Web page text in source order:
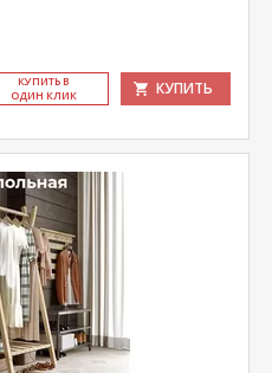
КУ­ПИТЬ В
ОДИН КЛИК
КУПИТЬ